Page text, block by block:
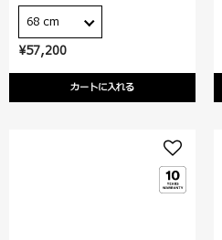
¥57,200
カートに入れる
68 cm